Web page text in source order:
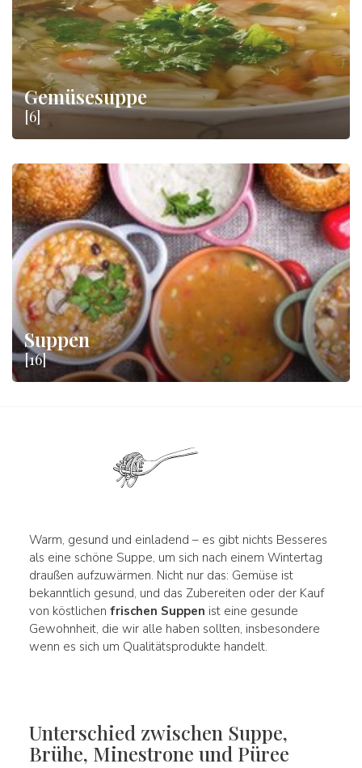
Gemüsesuppe
[6]
Suppen
[16]
Warm, gesund und einladend – es gibt nichts Besseres
als eine schöne Suppe, um sich nach einem Wintertag
draußen aufzuwärmen. Nicht nur das: Gemüse ist
bekanntlich gesund, und das Zubereiten oder der Kauf
von köstlichen frischen Suppen ist eine gesunde
Gewohnheit, die wir alle haben sollten, insbesondere
wenn es sich um Qualitätsprodukte handelt.
Unterschied zwischen Suppe,
Brühe, Minestrone und Püree